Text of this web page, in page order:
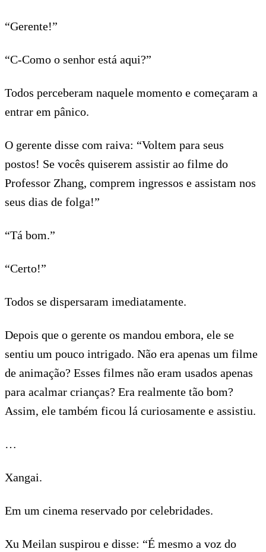
“Gerente!”
“C-Como o senhor está aqui?”
Todos perceberam naquele momento e começaram a
entrar em pânico.
O gerente disse com raiva: “Voltem para seus
postos! Se vocês quiserem assistir ao filme do
Professor Zhang, comprem ingressos e assistam nos
seus dias de folga!”
“Tá bom.”
“Certo!”
Todos se dispersaram imediatamente.
Depois que o gerente os mandou embora, ele se
sentiu um pouco intrigado. Não era apenas um filme
de animação? Esses filmes não eram usados apenas
para acalmar crianças? Era realmente tão bom?
Assim, ele também ficou lá curiosamente e assistiu.
…
Xangai.
Em um cinema reservado por celebridades.
Xu Meilan suspirou e disse: “É mesmo a voz do